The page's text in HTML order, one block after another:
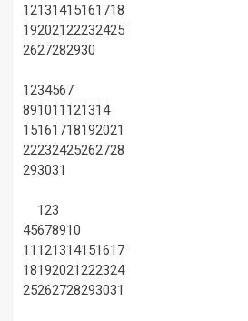
12131415161718
19202122232425
2627282930
1234567
891011 121314
15161718192021
22232425262728
293031
123
45678910
11 121314151617
18192021222324
25262728293031